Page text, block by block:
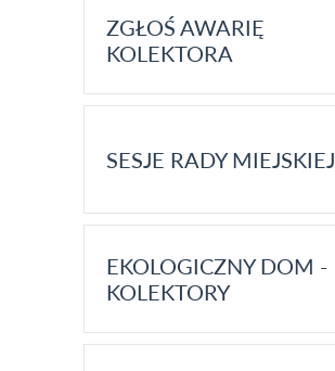
ZGŁOŚ AWARIĘ
KOLEKTORA
SESJE RADY MIEJSKIEJ
EKOLOGICZNY DOM -
KOLEKTORY